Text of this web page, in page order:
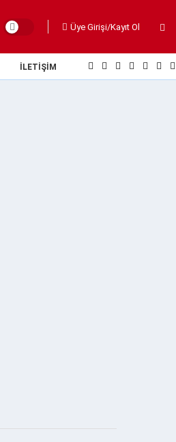
Üye Girişi/Kayıt Ol
İLETIŞIM